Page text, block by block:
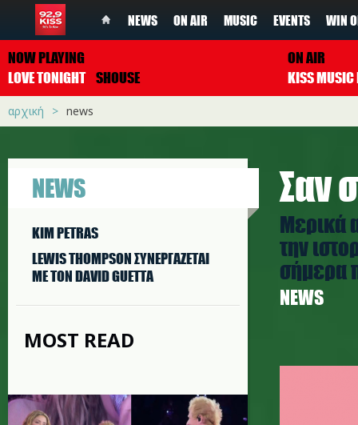
NEWS ON AIR MUSIC EVENTS WIN
NOW PLAYING
LOVE TONIGHT SHOUSE
ON AIR
αρχική news
NEWS
KIM PETRAS
LEWIS THOMPSON ΣΥΝΕΡΓAΖΕΤΑΙ
ΜΕ ΤΟΝ DAVID GUETTA
MOST READ
Σαν
Μερικά
την
σήμερα
NEWS